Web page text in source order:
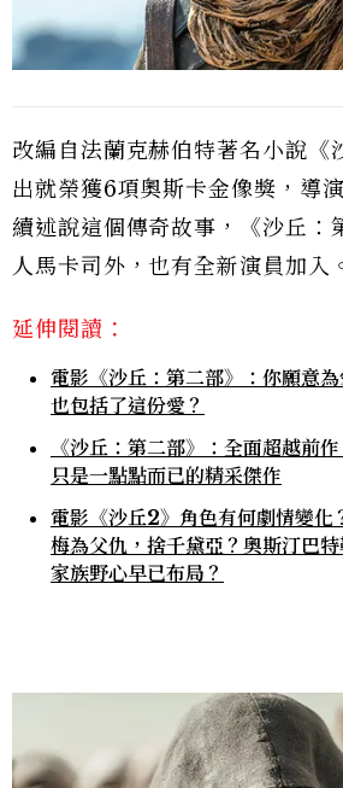
改編自法蘭克赫伯特著名小說《
出就榮獲6項奧斯卡金像獎，導
續述說這個傳奇故事，《沙丘：
人馬卡司外，也有全新演員加入
延伸閱讀：
電影《沙丘：第二部》：你願意
也包括了這份愛？
《沙丘：第二部》：全面超越前
只是一點點而已的精采傑作
電影《沙丘2》角色有何劇情變化
梅為父仇，捨千黛亞？奧斯汀巴
家族野心早已布局？